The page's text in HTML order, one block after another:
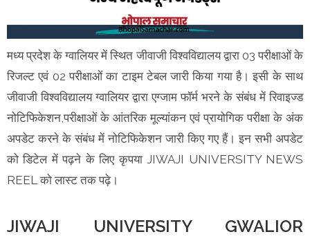
मध्य प्रदेश के ग्वालियर में स्थित जीवाजी विश्वविद्यालय द्वारा 03 परीक्षाओं के
रिजल्ट एवं 02 परीक्षाओं का टाइम टेबल जारी किया गया है। इसी के साथ
जीवाजी विश्वविद्यालय ग्वालियर द्वारा एग्जाम फॉर्म भरने के संबंध में रिवाइज्ड
नोटिफिकेशन,परीक्षाओं के आंतरिक मूल्यांकन एवं प्रायोगिक परीक्षा के अंक
अपडेट करने के संबंध में नोटिफिकेशन जारी किए गए हैं। इन सभी अपडेट
को डिटेल में पढ़ने के लिए कृपया JIWAJI UNIVERSITY NEWS
REEL को लास्ट तक पढ़े।
JIWAJI UNIVERSITY GWALIOR